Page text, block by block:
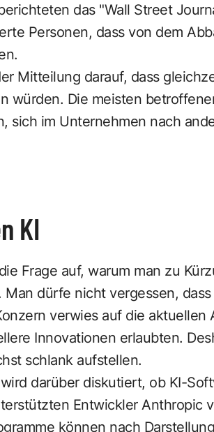
das "Wall Street
Personen, dass von dem
Mitteilung darauf, dass
würden. Die meisten
sich im Unternehmen nach
KI
Frage auf, warum man zu
dürfe nicht vergessen,
verwies auf die
Innovationen erlaubten.
schlank aufstellen.
darüber diskutiert, ob KI-
Entwickler Anthropic
können nach